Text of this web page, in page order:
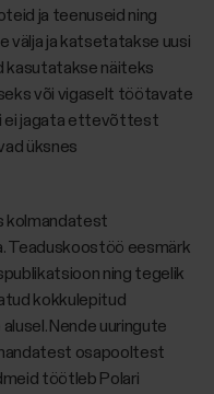
ja teenuseid ning
välja ja katsetatakse uusi
kasutatakse näiteks
või vigaselt töötavate
ei jagata ettevõttest
üksnes
kolmandatest
eesmärk
ning tegelik
kokkulepitud
Nende uuringute
osapooltest
töötleb Polari